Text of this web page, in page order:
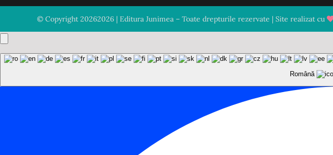
© Copyright 20262026 | Editura Junimea – Toate drepturile rezervate | Site realizat cu
Română